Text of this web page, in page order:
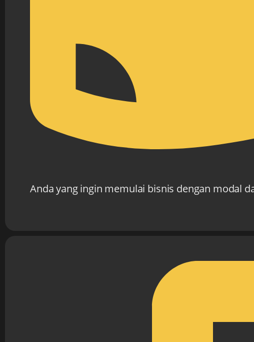
Anda yang ingin memulai bisnis dengan modal